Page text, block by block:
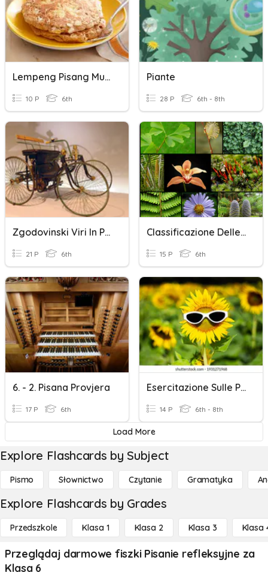
Lempeng Pisang Mudah
10 P 6th
Piante
28 P 6th - 8th
Zgodovinski Viri In Prve Pisave
21 P 6th
Classificazione Delle Piante
15 P 6th
6. - 2. Pisana Provjera
17 P 6th
Esercitazione Sulle Piante Per Babbioni
14 P 6th - 8th
Load More
Explore Flashcards by Subject
Pismo Słownictwo Czytanie Gramatyka
Explore Flashcards by Grades
Przedszkole Klasa 1 Klasa 2 Klasa 3 Klasa
Przeglądaj darmowe fiszki Pisanie refleksyjne za
Klasa 6